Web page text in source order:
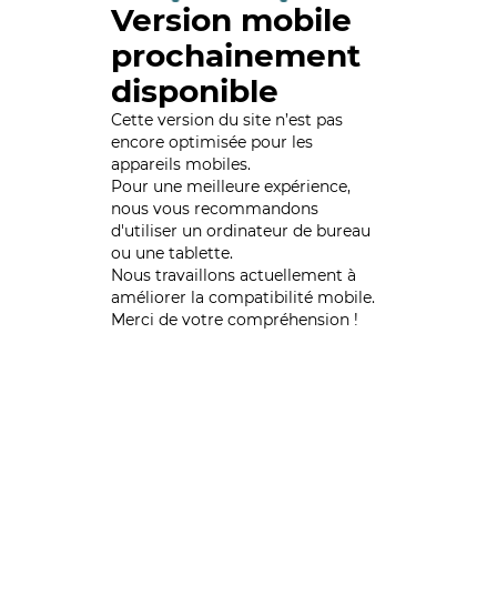
Version mobile
prochainement
disponible
Cette version du site n’est pas
encore optimisée pour les
appareils mobiles.
Pour une meilleure expérience,
nous vous recommandons
d'utiliser un ordinateur de bureau
ou une tablette.
Nous travaillons actuellement à
améliorer la compatibilité mobile.
Merci de votre compréhension !